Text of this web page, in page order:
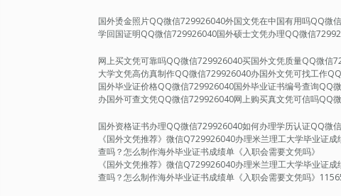
国外烫金照片QQ微信729926040外国文凭在中国有用吗QQ
学回国证明QQ微信729926040国外硕士文凭办理QQ微信
网上买文凭可靠吗QQ微信729926040买国外文凭质量QQ微
大学文凭高仿真制作QQ微信729926040办国外文凭可找工作
国外毕业证价格QQ微信729926040国外毕业证书编号查询
办国外可查文凭QQ微信729926040网上购买真文凭可信吗
国外资格证书办理QQ微信729926040如何办理学历认证QQ
《国外文凭推荐》微信Q729926040办理米兰理工大学毕业证
查吗？怎么制作海外毕业证书成绩单《入职会需要文凭吗》
《国外文凭推荐》微信Q729926040办理米兰理工大学毕业证
查吗？怎么制作海外毕业证书成绩单《入职会需要文凭吗》